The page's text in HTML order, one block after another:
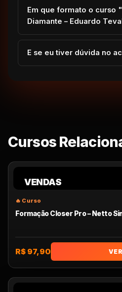
Em que formato o curso
Diamante – Eduardo
E se eu tiver dúvida no
Cursos
VENDAS
Formação Closer Pro – Netto
R$ 97,90